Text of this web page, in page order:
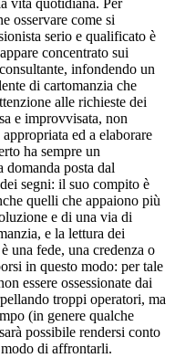
vita quotidiana. Per
osservare come si
serio e qualificato è
concentrato sui
infondendo un
di cartomanzia che
alle richieste dei
e improvvisata, non
ed a elaborare
ha sempre un
domanda posta dal
segni: il suo compito è
quelli che appaiono più
e di una via di
e la lettura dei
una fede, una credenza o
in questo modo: per tale
essere ossessionate dai
troppi operatori, ma
(in genere qualche
possibile rendersi conto
di affrontarli.